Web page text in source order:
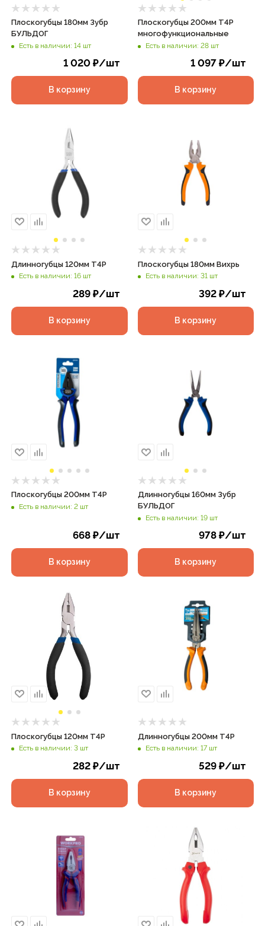
Плоскогубцы 180мм Зубр
БУЛЬДОГ
Есть в наличии: 14 шт
1 020₽/шт
В корзину
Плоскогубцы 200мм T4P
многофункциональные
Есть в наличии: 28 шт
1 097 ₽/шт
В корзину
Длинногубцы 120мм T4P
Есть в наличии: 16 шт
289₽/шт
В корзину
Плоскогубцы 180мм Вихрь
Есть в наличии: 31 шт
392 ₽/шт
В корзину
Плоскогубцы 200мм T4P
Есть в наличии: 2 шт
668₽/шт
В корзину
Длинногубцы 160мм Зубр
БУЛЬДОГ
Есть в наличии: 19 шт
978 ₽/шт
В корзину
Плоскогубцы 120мм T4P
Есть в наличии: 3 шт
282₽/шт
В корзину
Длинногубцы 200мм T4P
Есть в наличии: 17 шт
529 ₽/шт
В корзину